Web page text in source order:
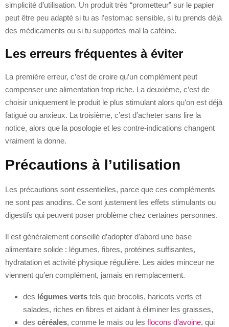
simplicité d’utilisation. Un produit très “prometteur” sur le papier
peut être peu adapté si tu as l’estomac sensible, si tu prends déjà
des médicaments ou si tu supportes mal la caféine.
Les erreurs fréquentes à éviter
La première erreur, c’est de croire qu’un complément peut
compenser une alimentation trop riche. La deuxième, c’est de
choisir uniquement le produit le plus stimulant alors qu’on est déjà
fatigué ou anxieux. La troisième, c’est d’acheter sans lire la
notice, alors que la posologie et les contre-indications changent
vraiment la donne.
Précautions à l’utilisation
Les précautions sont essentielles, parce que ces compléments
ne sont pas anodins. Ce sont justement les effets stimulants ou
digestifs qui peuvent poser problème chez certaines personnes.
Il est généralement conseillé d’adopter d’abord une base
alimentaire solide : légumes, fibres, protéines suffisantes,
hydratation et activité physique régulière. Les aides minceur ne
viennent qu’en complément, jamais en remplacement.
des légumes verts tels que brocolis, haricots verts et
salades, riches en fibres et aidant à éliminer les graisses,
des céréales, comme le maïs ou les flocons d’avoine, qui